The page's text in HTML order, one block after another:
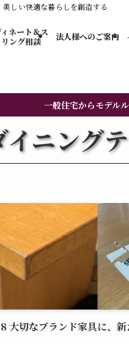
しい快適な暮らしを創造する
ネート＆ス
ング​相談
法人様へのご案内
一般住宅からモデル
イニング
大切なブランド家具に、